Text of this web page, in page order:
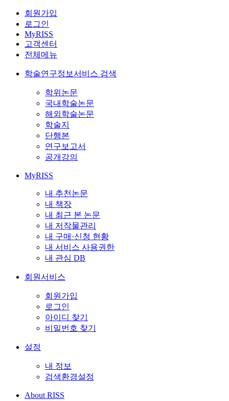
회원가입
로그인
MyRISS
고객센터
전체메뉴
학술연구정보서비스 검색
학위논문
국내학술논문
해외학술논문
학술지
단행본
연구보고서
공개강의
MyRISS
내 추천논문
내 책장
내 최근 본 논문
내 저작물관리
내 구매·신청 현황
내 서비스 사용권한
내 관심 DB
회원서비스
회원가입
로그인
아이디 찾기
비밀번호 찾기
설정
내 정보
검색환경설정
About RISS